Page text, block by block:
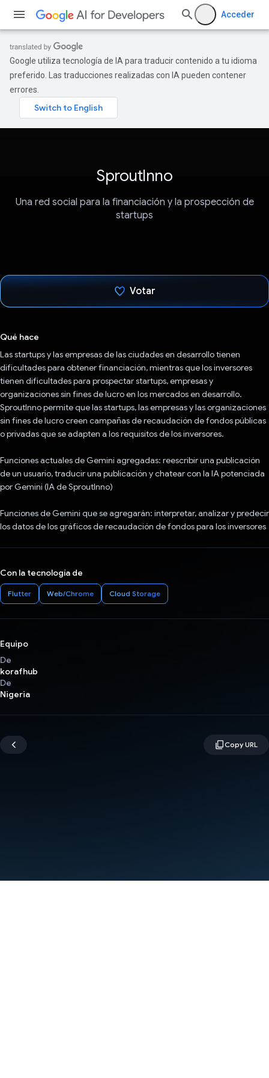
Acceder
Google utiliza tecnología de IA para traducir contenido a tu idioma
preferido. Las traducciones realizadas con IA pueden contener
errores.
SproutInno
Una red social para la financiación y la prospección de
startups
Votar
Qué hace
Las startups y las empresas de las ciudades en desarrollo tienen
dificultades para obtener financiación, mientras que los inversores
tienen dificultades para prospectar startups, empresas y
organizaciones sin fines de lucro en los mercados en desarrollo.
SproutInno permite que las startups, las empresas y las organizaciones
sin fines de lucro creen campañas de recaudación de fondos públicas
o privadas que se adapten a los requisitos de los inversores.
Funciones actuales de Gemini agregadas: reescribir una publicación
de un usuario, traducir una publicación y chatear con la IA potenciada
por Gemini (IA de SproutInno)
Funciones de Gemini que se agregarán: interpretar, analizar y predecir
los datos de los gráficos de recaudación de fondos para los inversores
Con la tecnología de
Flutter Web/Chrome Cloud Storage
Equipo
De
korafhub
De
Nigeria